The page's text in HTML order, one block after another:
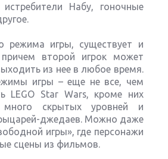
Набу, гоночные
режима игры, существует и
второй игрок может
из нее в любое время.
игры – еще не все, чем
LEGO Star Wars, кроме них
много скрытых уровней и
джедаев. Можно даже
игры», где персонажи
сцены из фильмов.